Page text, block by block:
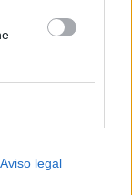
Aviso legal